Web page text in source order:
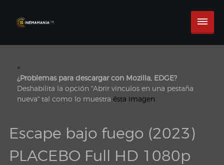
×
¿Problemas para descargar con Mozilla, EDGE?
Deshabilita la opción "Abrir vinculos en una pestaña
nueva" tal como lo muestra ésta imagen.
Escape bajo fuego (2023)
PLACEBO Full HD 1080p